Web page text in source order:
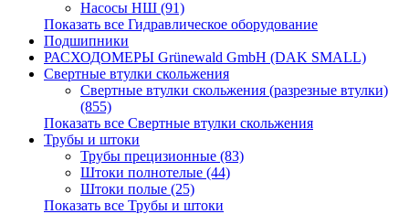
Насосы НШ (91)
Показать все Гидравлическое оборудование
Подшипники
РАСХОДОМЕРЫ Grünewald GmbH (DAK SMALL)
Свертные втулки скольжения
Свертные втулки скольжения (разрезные втулки)
(855)
Показать все Свертные втулки скольжения
Трубы и штоки
Трубы прецизионные (83)
Штоки полнотелые (44)
Штоки полые (25)
Показать все Трубы и штоки